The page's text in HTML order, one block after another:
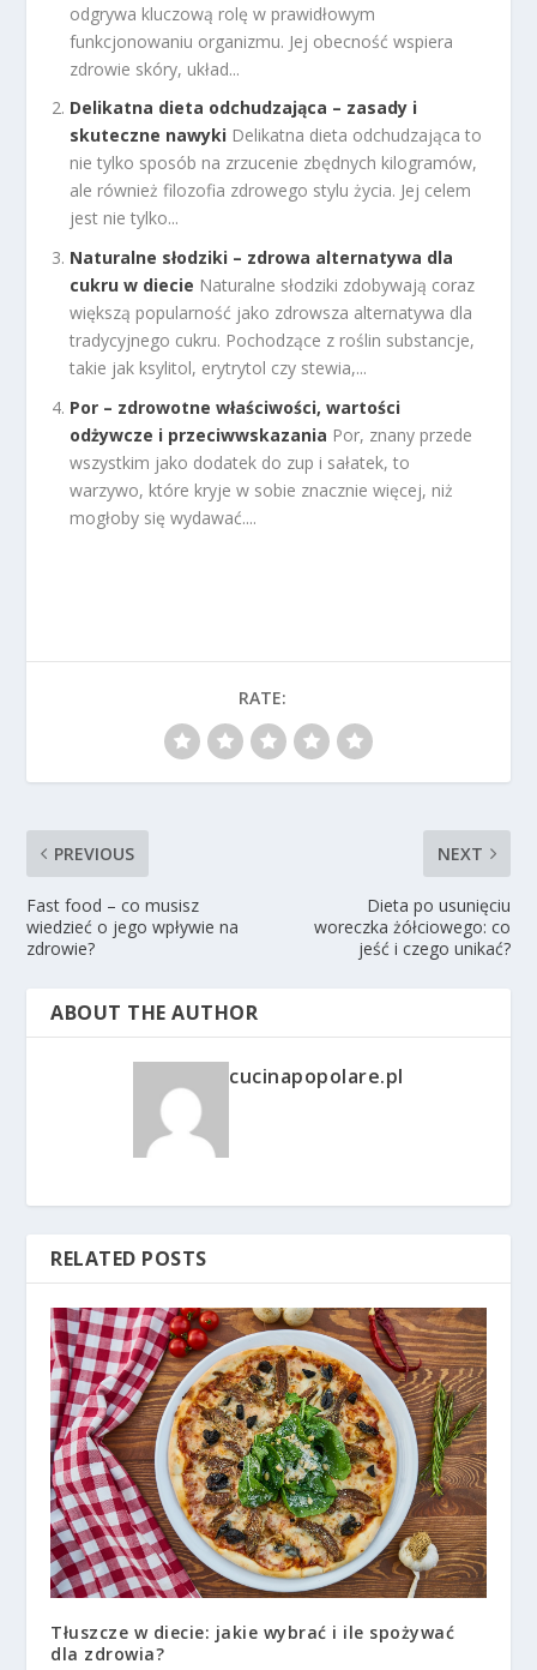
odgrywa kluczową rolę w prawidłowym
funkcjonowaniu organizmu. Jej obecność wspiera
zdrowie skóry, układ...
Delikatna dieta odchudzająca – zasady i
skuteczne nawyki Delikatna dieta odchudzająca to
nie tylko sposób na zrzucenie zbędnych kilogramów,
ale również filozofia zdrowego stylu życia. Jej celem
jest nie tylko...
Naturalne słodziki – zdrowa alternatywa dla
cukru w diecie Naturalne słodziki zdobywają coraz
większą popularność jako zdrowsza alternatywa dla
tradycyjnego cukru. Pochodzące z roślin substancje,
takie jak ksylitol, erytrytol czy stewia,...
Por – zdrowotne właściwości, wartości
odżywcze i przeciwwskazania Por, znany przede
wszystkim jako dodatek do zup i sałatek, to
warzywo, które kryje w sobie znacznie więcej, niż
mogłoby się wydawać....
RATE:
PREVIOUS
Fast food – co musisz
wiedzieć o jego wpływie na
zdrowie?
NEXT
Dieta po usunięciu
woreczka żółciowego: co
jeść i czego unikać?
ABOUT THE AUTHOR
cucinapopolare.pl
RELATED POSTS
Tłuszcze w diecie: jakie wybrać i ile spożywać
dla zdrowia?